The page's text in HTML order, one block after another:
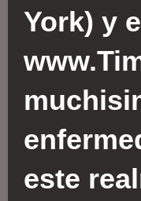
York) y
este